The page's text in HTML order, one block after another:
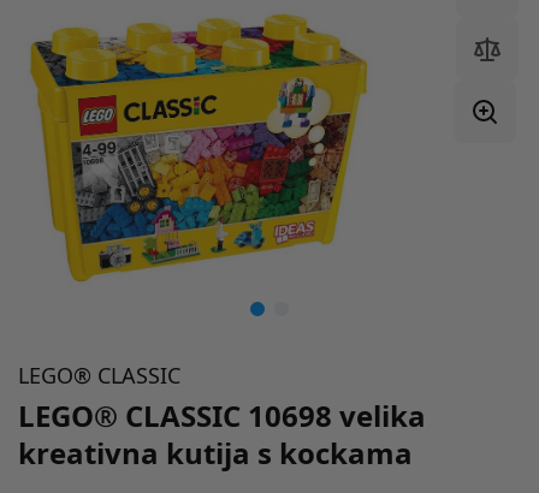
LEGO® CLASSIC
LEGO® CLASSIC 10698 velika
kreativna kutija s kockama